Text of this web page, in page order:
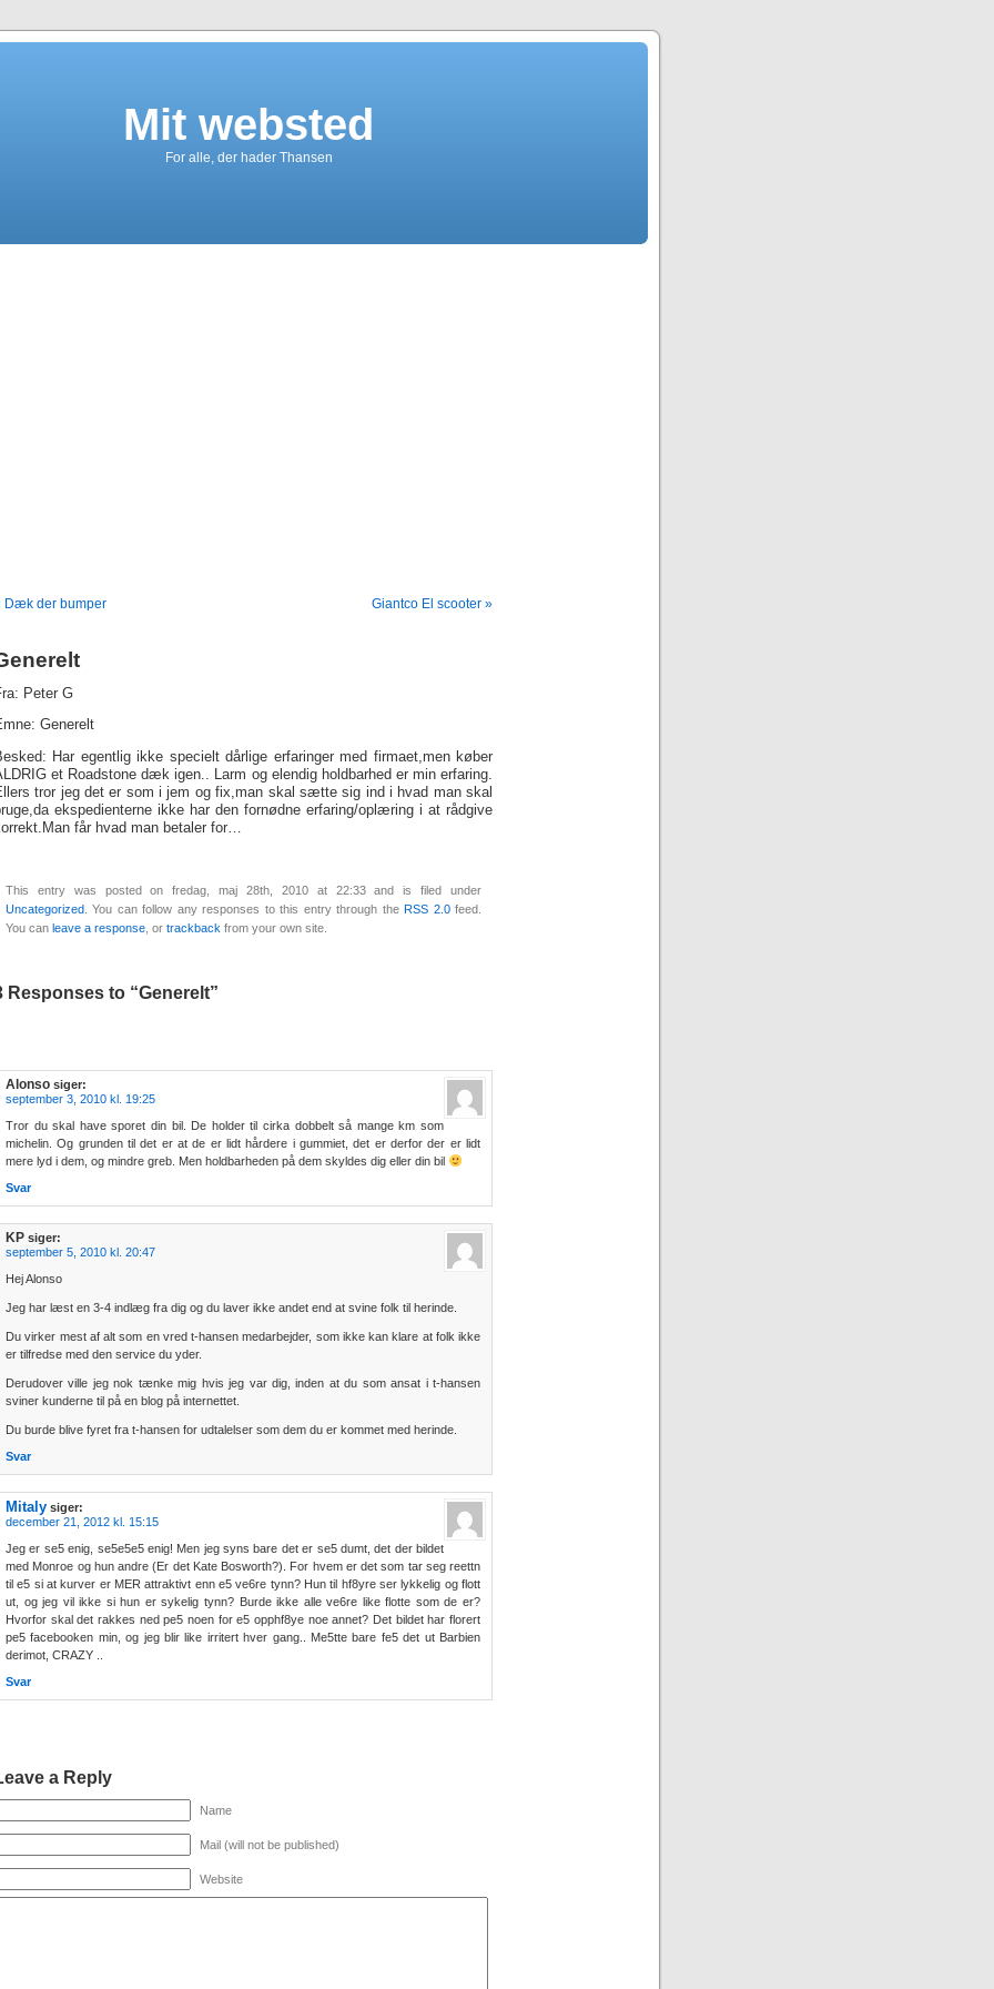
Mit websted
For alle, der hader Thansen
Dæk der bumper Giantco El scooter »
Peter G
Generelt
Har egentlig ikke specielt dårlige erfaringer med firmaet,men køber
et Roadstone dæk igen.. Larm og elendig holdbarhed er min erfaring.
tror jeg det er som i jem og fix,man skal sætte sig ind i hvad man skal
ekspedienterne ikke har den fornødne erfaring/oplæring i at rådgive
får hvad man betaler for…
This entry was posted on fredag, maj 28th, 2010 at 22:33 and is filed under
Uncategorized . You can follow any responses to this entry through theRSS 2.0feed.
You can leave a response , or trackback from your own site.
Responses to “Generelt”
Alonso siger:
september 3, 2010 kl. 19:25
Tror du skal have sporet din bil. De holder til cirka dobbelt så mange km som
michelin. Og grunden til det er at de er lidt hårdere i gummiet, det er derfor der er lidt
mere lyd i dem, og mindre greb. Men holdbarheden på dem skyldes dig eller din bil
Svar
KP siger:
september 5, 2010 kl. 20:47
Hej Alonso
Jeg har læst en 3-4 indlæg fra dig og du laver ikke andet end at svine folk til herinde.
Du virker mest af alt som en vred t-hansen medarbejder, som ikke kan klare at folk ikke
er tilfredse med den service du yder.
Derudover ville jeg nok tænke mig hvis jeg var dig, inden at du som ansat i t-hansen
sviner kunderne til på en blog på internettet.
Du burde blive fyret fra t-hansen for udtalelser som dem du er kommet med herinde.
Svar
Mitaly siger:
december 21, 2012 kl. 15:15
Jeg er se5 enig, se5e5e5 enig! Men jeg syns bare det er se5 dumt, det der bildet
med Monroe og hun andre (Er det Kate Bosworth?). For hvem er det som tar seg reettn
til e5 si at kurver er MER attraktivt enn e5 ve6re tynn? Hun til hf8yre ser lykkelig og flott
ut, og jeg vil ikke si hun er sykelig tynn? Burde ikke alle ve6re like flotte som de er?
Hvorfor skal det rakkes ned pe5 noen for e5 opphf8ye noe annet? Det bildet har florert
pe5 facebooken min, og jeg blir like irritert hver gang.. Me5tte bare fe5 det ut Barbien
derimot, CRAZY ..
Svar
a Reply
Name
Mail (will not be published)
Website